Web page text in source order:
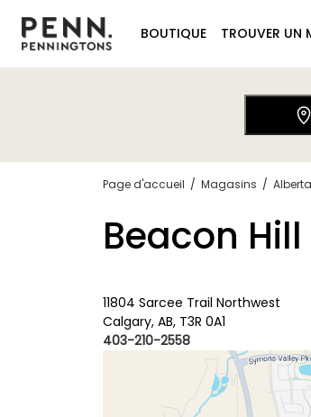
BOUTIQUE TROUVER UN
Page d'accueil / Magasins / Alberta
Beacon
11804 Sarcee Trail Northwest
Calgary, AB, T3R 0A1
403-210-2558